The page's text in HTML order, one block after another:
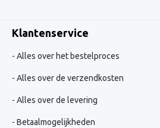
Klantenservice
Alles over het bestelproces
Alles over de verzendkosten
Alles over de levering
Betaalmogelijkheden